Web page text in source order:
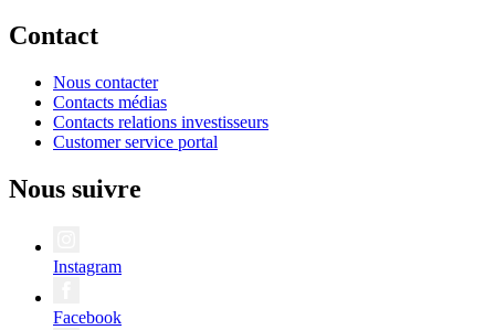
Contact
Nous contacter
Contacts médias
Contacts relations investisseurs
Customer service portal
Nous suivre
Instagram
Facebook